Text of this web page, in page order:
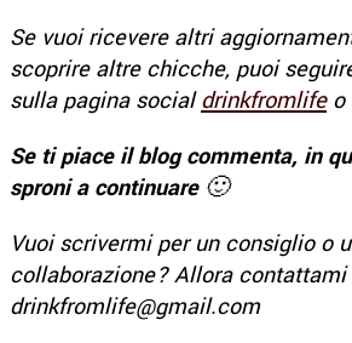
Se vuoi ricevere altri
scoprire altre chicche, puoi
sulla pagina socialdrinkfromlifeo
Se ti piace il blog commenta, in
sproni a continuare🙂
Vuoi scrivermi per un consiglio o
collaborazione? Allora contattami
drinkfromlife@gmail.com